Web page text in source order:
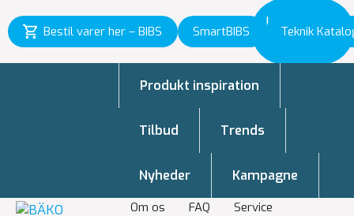
Bestil varer her – BIBS SmartBIBS Teknik
Inspiration
til vækst
Om os FAQ
Service
Produkt inspiration
Tilbud Trends
Nyheder Kampagne